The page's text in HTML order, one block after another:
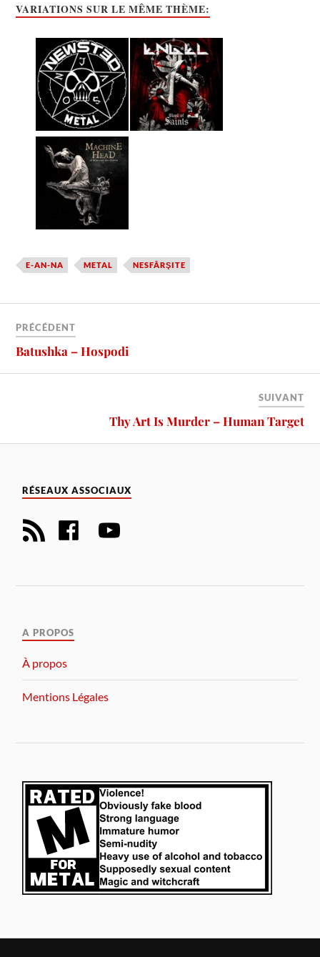
VARIATIONS SUR LE MÊME THÈME:
E-AN-NA METAL NESFÂRŞITE
PRÉCÉDENT
Batushka – Hospodi
SUIVANT
Thy Art Is Murder – Human Target
RÉSEAUX ASSOCIAUX
A PROPOS
À propos
Mentions Légales